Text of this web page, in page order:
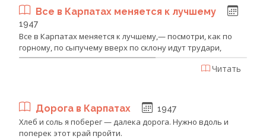
Все в Карпатах меняется к лучшему
1947
Все в Карпатах меняется к лучшему,— посмотри, как по
горному, по сыпучему вверх по склону идут трудари,
Читать
Дорога в Карпатах 1947
Хлеб и соль я поберег — далека дорога. Нужно вдоль и
поперек этот край пройти.